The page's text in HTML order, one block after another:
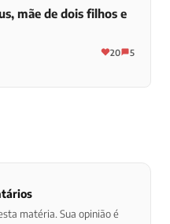
mãe de dois filhos e
20 5
matéria. Sua opinião é